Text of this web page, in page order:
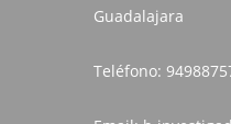
Guadalajara
Teléfono: